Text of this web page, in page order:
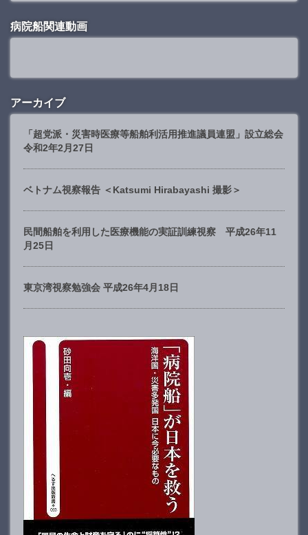
病院船関連動画
アーカイブ
「超党派・災害時医療等船舶利活用推進議員連盟」設立総会
令和2年2月27日
ベトナム視察報告 ＜Katsumi Hirabayashi 撮影＞
民間船舶を利用した医療機能の実証訓練視察 平成26年11
月25日
東京湾視察勉強会 平成26年4月18日